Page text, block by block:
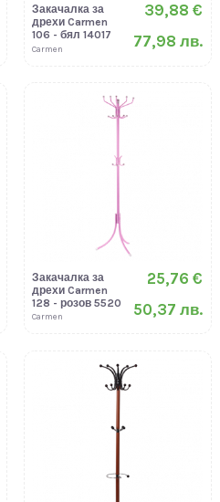
Закачалка за
дрехи Carmen
106 - бял 14017
Carmen
39,88 €
77,98 лв.
Закачалка за
дрехи Carmen
128 - розов 5520
Carmen
25,76 €
50,37 лв.